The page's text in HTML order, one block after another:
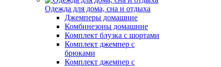
Одежда для дома, сна и отдыха
Джемперы домашние
Комбинезоны домашние
Комплект блузка с шортами
Комплект джемпер с
брюками
Комплект джемпер с